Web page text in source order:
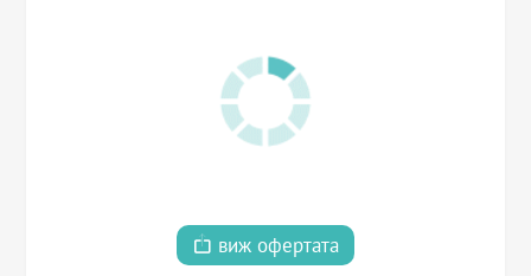
виж офертата